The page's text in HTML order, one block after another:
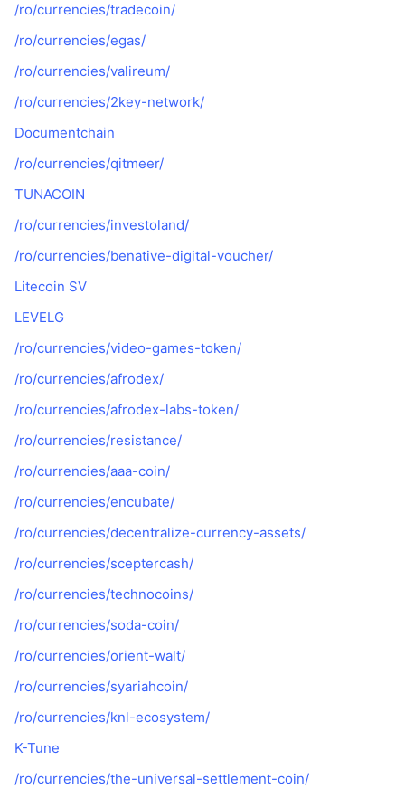
/ro/currencies/tradecoin/
/ro/currencies/egas/
/ro/currencies/valireum/
/ro/currencies/2key-network/
Documentchain
/ro/currencies/qitmeer/
TUNACOIN
/ro/currencies/investoland/
/ro/currencies/benative-digital-voucher/
Litecoin SV
LEVELG
/ro/currencies/video-games-token/
/ro/currencies/afrodex/
/ro/currencies/afrodex-labs-token/
/ro/currencies/resistance/
/ro/currencies/aaa-coin/
/ro/currencies/encubate/
/ro/currencies/decentralize-currency-assets/
/ro/currencies/sceptercash/
/ro/currencies/technocoins/
/ro/currencies/soda-coin/
/ro/currencies/orient-walt/
/ro/currencies/syariahcoin/
/ro/currencies/knl-ecosystem/
K-Tune
/ro/currencies/the-universal-settlement-coin/